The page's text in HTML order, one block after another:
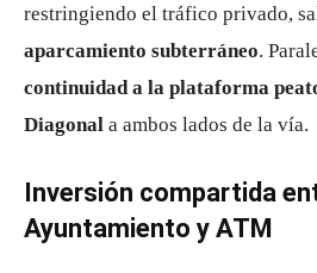
restringiendo el tráfico privado,
aparcamiento subterráneo.
continuidad a la plataforma
Diagonal a ambos lados de la vía.
Inversión compartida
Ayuntamiento y ATM